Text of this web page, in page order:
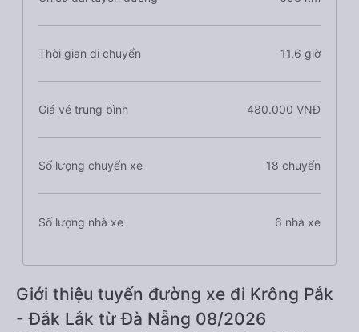
Thời gian di chuyển 11.6 giờ
Giá vé trung bình 480.000 VNĐ
Số lượng chuyến xe 18 chuyến
Số lượng nhà xe 6 nhà xe
Giới thiệu tuyến đường xe đi Krông Pắk
- Đắk Lắk từ Đà Nẵng 08/2026